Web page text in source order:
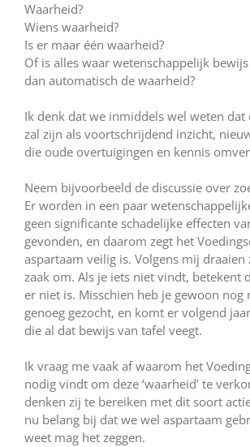
Waarheid?
Wiens waarheid?
Is er maar één waarheid?
Of is alles waar wetenschappelijk
dan automatisch de waarheid?
Ik denk dat we inmiddels wel weten dat
zal zijn als voortschrijdend inzicht,
die oude overtuigingen en kennis
Neem bijvoorbeeld de discussie over
Er worden in een paar
geen significante schadelijke effecten
gevonden, en daarom zegt het
aspartaam veilig is. Volgens mij draaien
zaak om. Als je iets niet vindt, betekent
er niet is. Misschien heb je gewoon nog
genoeg gezocht, en komt er volgend
die al dat bewijs van tafel veegt.
Ik vraag me vaak af waarom het
nodig vindt om deze ‘waarheid’ te
denken zij te bereiken met dit soort
nu belang bij dat we wel aspartaam
weet mag het zeggen.